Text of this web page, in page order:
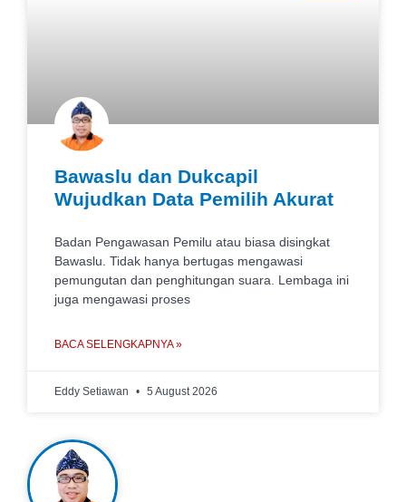
Bawaslu dan Dukcapil
Wujudkan Data Pemilih Akurat
Badan Pengawasan Pemilu atau biasa disingkat
Bawaslu. Tidak hanya bertugas mengawasi
pemungutan dan penghitungan suara. Lembaga ini
juga mengawasi proses
BACA SELENGKAPNYA »
Eddy Setiawan 5 August 2026